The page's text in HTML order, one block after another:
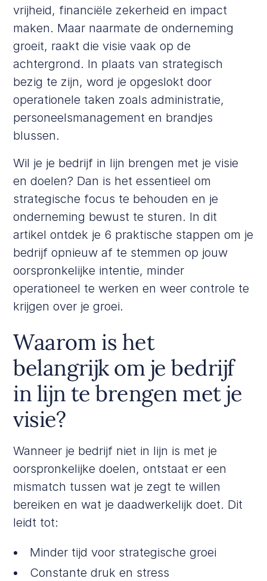
vrijheid, financiële zekerheid en impact
maken. Maar naarmate de onderneming
groeit, raakt die visie vaak op de
achtergrond. In plaats van strategisch
bezig te zijn, word je opgeslokt door
operationele taken zoals administratie,
personeelsmanagement en brandjes
blussen.
Wil je je bedrijf in lijn brengen met je visie
en doelen? Dan is het essentieel om
strategische focus te behouden en je
onderneming bewust te sturen. In dit
artikel ontdek je 6 praktische stappen om je
bedrijf opnieuw af te stemmen op jouw
oorspronkelijke intentie, minder
operationeel te werken en weer controle te
krijgen over je groei.
Waarom is het
belangrijk om je bedrijf
in lijn te brengen met je
visie?
Wanneer je bedrijf niet in lijn is met je
oorspronkelijke doelen, ontstaat er een
mismatch tussen wat je zegt te willen
bereiken en wat je daadwerkelijk doet. Dit
leidt tot:
Minder tijd voor strategische groei
Constante druk en stress